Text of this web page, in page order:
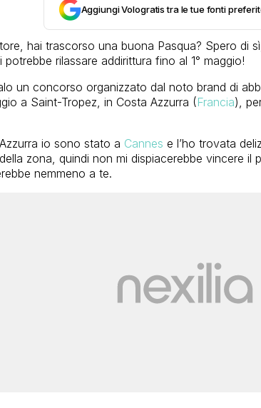
Aggiungi Vologratis tra le tue fonti
hai trascorso una buona Pasqua? Spero di
potrebbe rilassare addirittura fino al 1° maggio!
un concorso organizzato dal noto brand di
a Saint-Tropez, in Costa Azzurra (Francia),
io sono stato a Cannes e l’ho trovata
zona, quindi non mi dispiacerebbe vincere il
nemmeno a te.